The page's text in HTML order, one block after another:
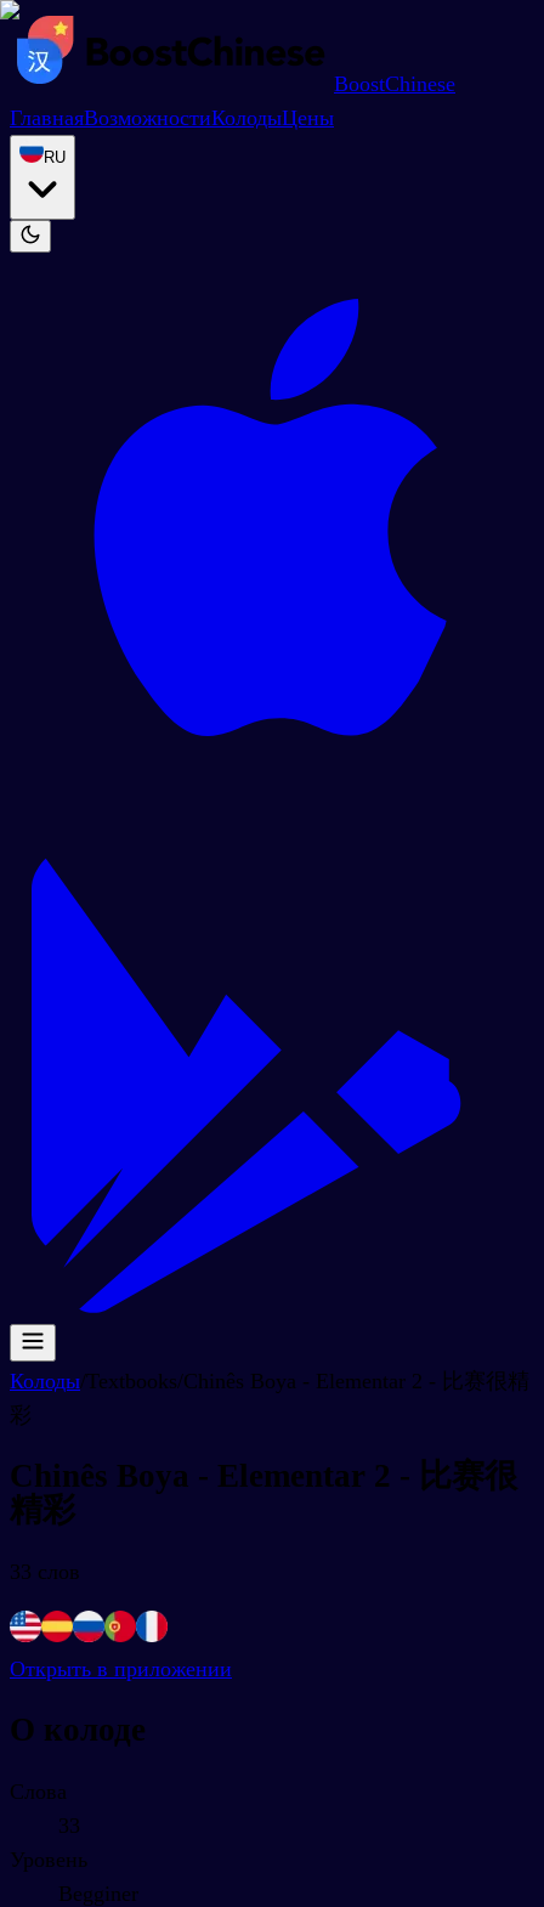
BoostChinese
ГлавнаяВозможностиКолодыЦены
RU
Колоды/Textbooks/Chinês Boya - Elementar 2 - 比赛很精
彩
Chinês Boya - Elementar 2 - 比赛很
精彩
33 слов
Открыть в приложении
О колоде
Слова
33
Уровень
Begginer